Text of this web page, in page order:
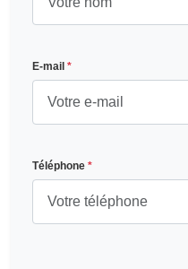
E-mail *
Téléphone *